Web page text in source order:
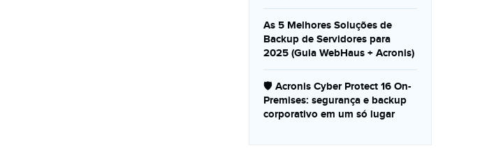
As 5 Melhores Soluções de
Backup de Servidores para
2025 (Guia WebHaus + Acronis)
🛡️ Acronis Cyber Protect 16 On-
Premises: segurança e backup
corporativo em um só lugar